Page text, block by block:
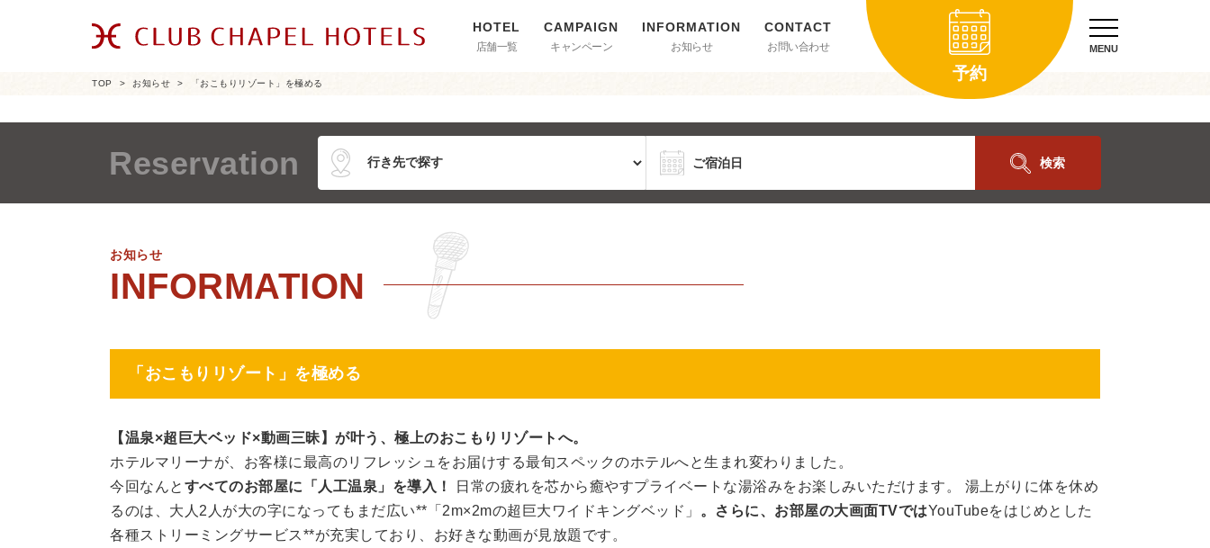
店舗一覧 キャンペーン お知らせ お問い合わせ
予約
MENU
TOP お知らせ 「おこもりリゾート」を極める
Reservation 検索
お知らせ
「おこもりリゾート」を極める
【温泉×超巨大ベッド×動画三昧】が叶う、極上のおこもりリゾートへ。
ホテルマリーナが、お客様に最高のリフレッシュをお届けする最旬スペックのホテルへと生まれ変わりました。
今回なんと すべてのお部屋に「人工温泉」を導入！
日常の疲れを芯から癒やすプライベートな湯浴みをお楽しみいただけます。 湯上がりに体を休め
るのは、大人2人が大の字になってもまだ広い**「2m×2mの超巨大ワイドキングベッド」 。さらに、お部屋の大画面TVではYouTubeをはじめとした
各種ストリーミングサービス**が充実しており、お好きな動画が見放題です。